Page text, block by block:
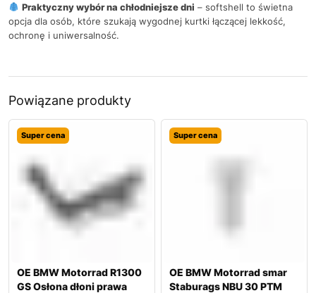
Praktyczny wybór na chłodniejsze dni – softshell to świetna
opcja dla osób, które szukają wygodnej kurtki łączącej lekkość,
ochronę i uniwersalność.
Powiązane produkty
Super cena
OE BMW Motorrad R1300
GS Osłona dłoni prawa
Super cena
OE BMW Motorrad smar
Staburags NBU 30 PTM